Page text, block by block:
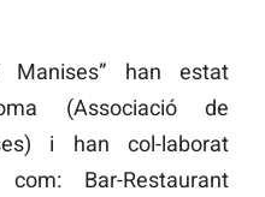
Manises” han estat
(Associació de
i han col-laborat
Bar-Restaurant